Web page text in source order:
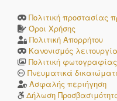
Πολιτική προστασίας
Όροι Χρήσης
Πολιτική Απορρήτου
Κανονισμός
Πολιτική φωτογραφίας
Πνευματικά
Ασφαλής περιήγηση
Δήλωση